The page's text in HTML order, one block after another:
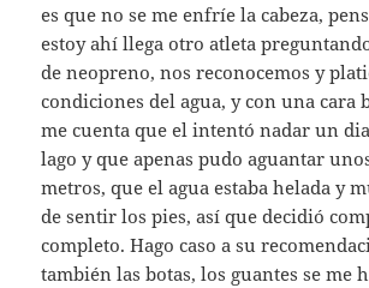
es que no se me enfríe la cabeza,
estoy ahí llega otro atleta
de neopreno, nos reconocemos y
condiciones del agua, y con una cara
me cuenta que el intentó nadar un
lago y que apenas pudo aguantar
metros, que el agua estaba helada y
de sentir los pies, así que decidió
completo. Hago caso a su
también las botas, los guantes se me